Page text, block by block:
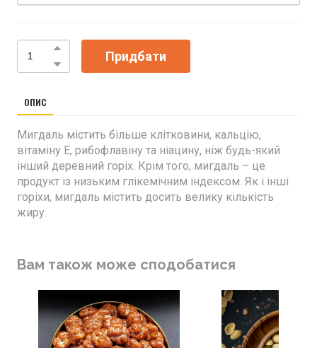
Придбати
ОПИС
Мигдаль містить більше клітковини, кальцію,
вітаміну Е, рибофлавіну та ніацину, ніж будь-який
інший деревний горіх. Крім того, мигдаль – це
продукт із низьким глікемічним індексом. Як і інші
горіхи, мигдаль містить досить велику кількість
жиру.
Вам також може сподобатися